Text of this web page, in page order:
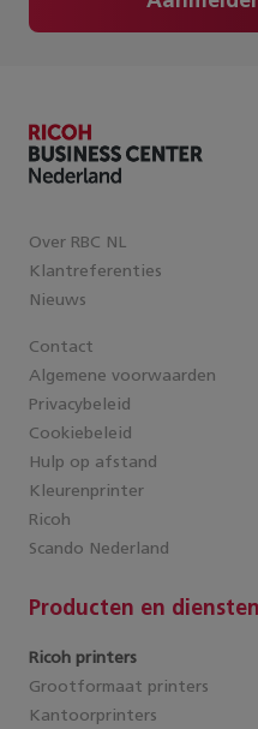
Over RBC NL
Klantreferenties
Nieuws
Contact
Algemene voorwaarden
Privacybeleid
Cookiebeleid
Hulp op afstand
Kleurenprinter
Ricoh
Scando Nederland
Producten en diensten
Ricoh printers
Grootformaat printers
Kantoorprinters